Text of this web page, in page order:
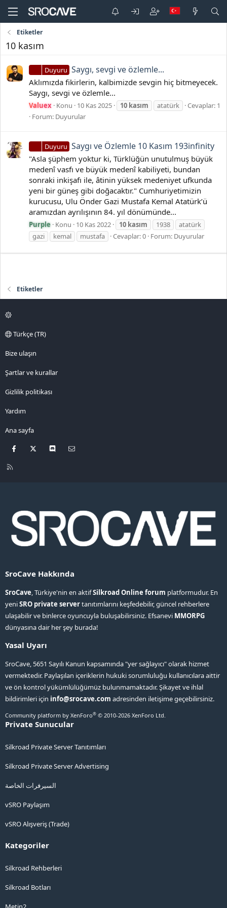
Etiketler
10 kasım
Duyuru Saygı, sevgi ve özlemle...
Aklımızda fikirlerin, kalbimizde sevgin hiç bitmeyecek.
Saygı, sevgi ve özlemle...
Valuex Konu 10 Kas 2025 10 kasım atatürk
Cevaplar: 1
Forum: Duyurular
Duyuru Saygı ve Özlemle 10 Kasım 193infinity
"Asla şüphem yoktur ki, Türklüğün unutulmuş büyük
medenî vasfı ve büyük medenî kabiliyeti, bundan
sonraki inkişafı ile, âtinin yüksek medeniyet ufkunda
yeni bir güneş gibi doğacaktır." Cumhuriyetimizin
kurucusu, Ulu Önder Gazi Mustafa Kemal Atatürk’ü
aramızdan ayrılışının 84. yıl dönümünde...
Purple Konu 10 Kas 2022 10 kasım 1938
atatürk
gazi
kemal mustafa Cevaplar: 0 Forum: Duyurular
Etiketler
Türkçe (TR)
Bize ulaşın
Şartlar ve kurallar
Gizlilik politikası
Yardım
Ana sayfa
Facebook Discord
R
SroCave Hakkında
SroCave, Türkiye'nin en aktifSilkroad Online forum platformudur. En
yeniSRO private servertanıtımlarını keşfedebilir, güncel rehberlere
ulaşabilir ve binlerce oyuncuyla buluşabilirsiniz. Efsanevi MMORPG
dünyasına dair her şey burada!
Yasal Uyarı
SroCave, 5651 Sayılı Kanun kapsamında "yer sağlayıcı" olarak hizmet
vermektedir. Paylaşılan içeriklerin hukuki sorumluluğu kullanıcılara aittir
ve ön kontrol yükümlülüğümüz bulunmamaktadır. Şikayet ve ihlal
bildirimleri için info@srocave.com adresinden iletişime geçebilirsiniz.
Community platform by XenForo® © 2010-2026 XenForo Ltd.
Private Sunucular
Silkroad Private Server Tanıtımları
Silkroad Private Server Advertising
السيرفرات الخاصة
vSRO Paylaşım
vSRO Alışveriş (Trade)
Kategoriler
Silkroad Rehberleri
Silkroad Botları